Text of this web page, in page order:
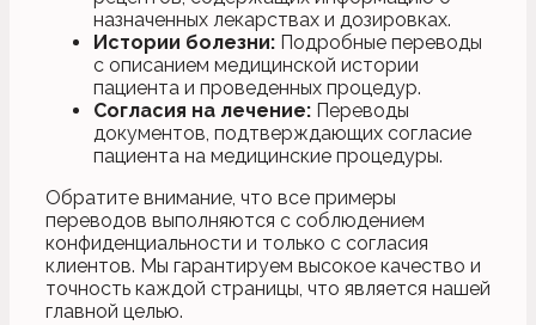
назначенных лекарствах и дозировках.
Истории болезни: Подробные переводы
с описанием медицинской истории
пациента и проведенных процедур.
Согласия на лечение: Переводы
документов, подтверждающих согласие
пациента на медицинские процедуры.
Обратите внимание, что все примеры
переводов выполняются с соблюдением
конфиденциальности и только с согласия
клиентов. Мы гарантируем высокое качество и
точность каждой страницы, что является нашей
главной целью.